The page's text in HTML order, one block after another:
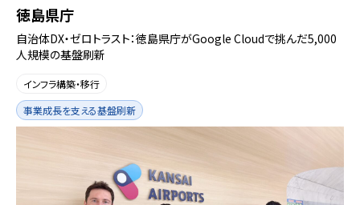
徳島県庁
自治体DX・ゼロトラスト：徳島県庁がGoogle Cloudで挑んだ5,000
人規模の基盤刷新
インフラ構築・移行
事業成長を支える基盤刷新